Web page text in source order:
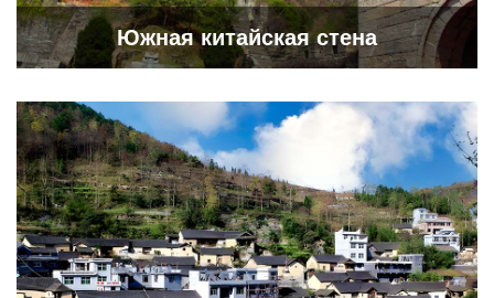
Южная китайская стена